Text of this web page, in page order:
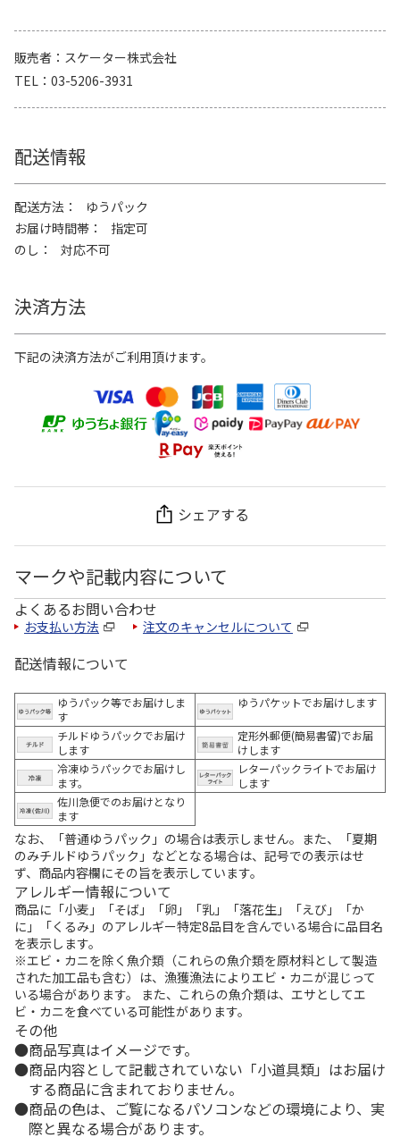
販売者
スケーター株式会社
TEL
03-5206-3931
配送情報
配送方法
ゆうパック
お届け時間帯
指定可
のし
対応不可
決済方法
下記の決済方法がご利用頂けます。
シェアする
マークや記載内容について
よくあるお問い合わせ
お支払い方法 注文のキャンセルについて
配送情報について
ゆうパック等でお届けしま
す
ゆうパケットでお届けします
チルドゆうパックでお届け
します
定形外郵便(簡易書留)でお届
けします
冷凍ゆうパックでお届けし
ます。
レターパックライトでお届け
します
佐川急便でのお届けとなり
ます
なお、「普通ゆうパック」の場合は表示しません。また、「夏期
のみチルドゆうパック」などとなる場合は、記号での表示はせ
ず、商品内容欄にその旨を表示しています。
アレルギー情報について
商品に「小麦」「そば」「卵」「乳」「落花生」「えび」「か
に」「くるみ」のアレルギー特定8品目を含んでいる場合に品目名
を表示します。
※エビ・カニを除く魚介類（これらの魚介類を原材料として製造
された加工品も含む）は、漁獲漁法によりエビ・カニが混じって
いる場合があります。 また、これらの魚介類は、エサとしてエ
ビ・カニを食べている可能性があります。
その他
商品写真はイメージです。
商品内容として記載されていない「小道具類」はお届け
する商品に含まれておりません。
商品の色は、ご覧になるパソコンなどの環境により、実
際と異なる場合があります。